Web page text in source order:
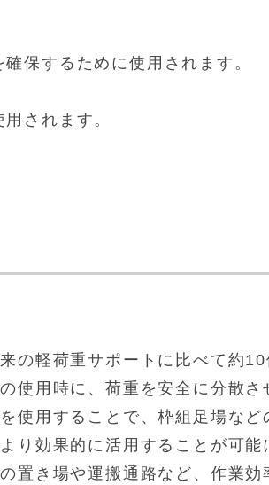
保するために使用されます。
されます。
の軽荷重サポートに比べて約
使用時に、荷重を安全に分散
使用することで、枠組足場な
り効果的に活用することが可能
置き場や運搬通路など、作業